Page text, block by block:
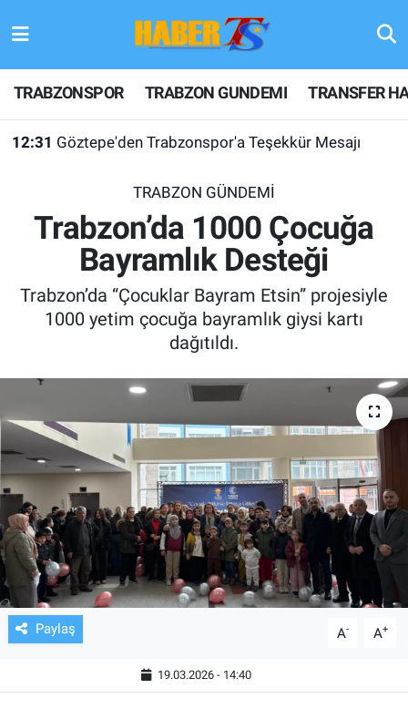
TRABZONSPOR TRABZON GUNDEMI TRANSFER
12:31 Göztepe'den Trabzonspor'a Teşekkür Mesajı
TRABZON GÜNDEMİ
Trabzon’da 1000 Çocuğa
Bayramlık Desteği
Trabzon’da “Çocuklar Bayram Etsin” projesiyle
1000 yetim çocuğa bayramlık giysi kartı
dağıtıldı.
Paylaş A- A+
19.03.2026 - 14:40
TRABZONSPOR
TRABZON GUNDEMI
KULİS MEYDANI
1461 TRABZON
ALT LIGLER
TV VE SİNEMA
BASKETBOL
SAĞLIK
GENEL
KÜLTÜR SANAT
Hava Durumu
Trafik Durumu
Son Dakika Haberleri
Haber Arşivi